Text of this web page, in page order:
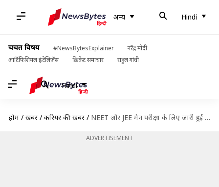
अन्य Hindi
चर्चित विषय #NewsBytesExplainer
नरेंद्र मोदी
आर्टिफिशियल इंटेलिजेंस
क्रिकेट समाचार राहुल गांधी
Hindi
होम / खबरें / करियर की खबरें / NEET और JEE मेन परीक्षा के लिए जारी हुई एडवाइजरी, होगा इन नियमों का पालन
ADVERTISEMENT